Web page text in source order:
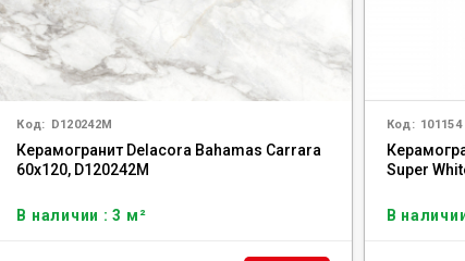
Код: D120242M
Керамогранит Delacora Bahamas Carrara
60x120, D120242M
В наличии : 3 м²
Код: 101154
Super
В